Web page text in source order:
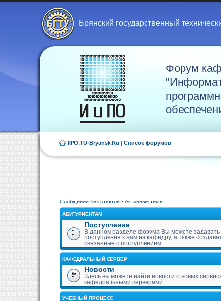
Брянский государственный
Форум
IIPO.TU-Bryansk.Ru | Список форумов
Сообщения без ответов • Активные темы
АБИТУРИЕНТАМ
Поступление
В данном разделе форума Вы можете
поступления к нам на кафедру, а также
связанные с поступлением.
КАФЕДРАЛЬНЫЙ СЕРВЕР
Новости
Здесь вы можете найти новости о новых
кафедральными серверами.
УЧЕБНЫЙ ПРОЦЕСС